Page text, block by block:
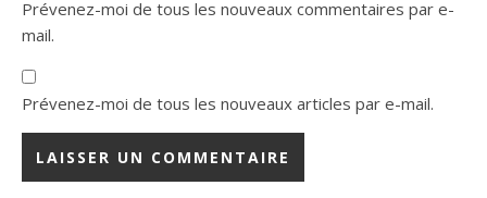
Prévenez-moi de tous les nouveaux commentaires par e-
mail.
Prévenez-moi de tous les nouveaux articles par e-mail.